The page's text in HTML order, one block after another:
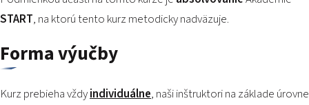
START, na ktorú tento kurz metodicky nadväzuje.
Forma výučby
Kurz prebieha vždyindividuálne, naši inštruktori na základe úrovne